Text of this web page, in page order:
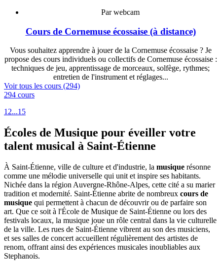
Par webcam
Cours de Cornemuse écossaise (à distance)
Vous souhaitez apprendre à jouer de la Cornemuse écossaise ? Je
propose des cours individuels ou collectifs de Cornemuse écossaise :
techniques de jeu, apprentissage de morceaux, solfège, rythmes;
entretien de l'instrument et réglages...
Voir tous les cours (294)
294 cours
12...15
Écoles de Musique pour éveiller votre
talent musical à Saint-Étienne
À Saint-Étienne, ville de culture et d'industrie, la musique résonne
comme une mélodie universelle qui unit et inspire ses habitants.
Nichée dans la région Auvergne-Rhône-Alpes, cette cité a su marier
tradition et modernité. Saint-Étienne abrite de nombreux cours de
musique qui permettent à chacun de découvrir ou de parfaire son
art. Que ce soit à l'École de Musique de Saint-Étienne ou lors des
festivals locaux, la musique joue un rôle central dans la vie culturelle
de la ville. Les rues de Saint-Étienne vibrent au son des musiciens,
et ses salles de concert accueillent régulièrement des artistes de
renom, offrant ainsi des expériences musicales inoubliables aux
Stephanois.